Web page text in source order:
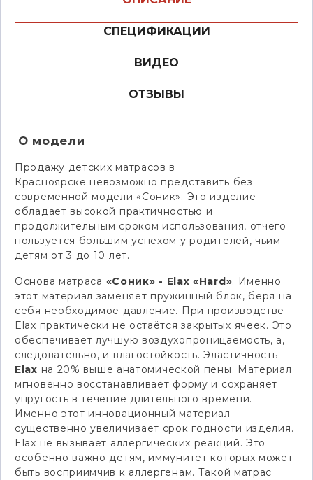
СПЕЦИФИКАЦИИ
ВИДЕО
ОТЗЫВЫ
О модели
Продажу детских матрасов в
Красноярске невозможно представить без
современной модели «Соник». Это изделие
обладает высокой практичностью и
продолжительным сроком использования, отчего
пользуется большим успехом у родителей, чьим
детям от 3 до 10 лет.
Основа матраса «Соник» - Elax «Hard». Именно
этот материал заменяет пружинный блок, беря на
себя необходимое давление. При производстве
Elax практически не остаётся закрытых ячеек. Это
обеспечивает лучшую воздухопроницаемость, а,
следовательно, и влагостойкость. Эластичность
Elax на 20% выше анатомической пены. Материал
мгновенно восстанавливает форму и сохраняет
упругость в течение длительного времени.
Именно этот инновационный материал
существенно увеличивает срок годности изделия.
Elax не вызывает аллергических реакций. Это
особенно важно детям, иммунитет которых может
быть восприимчив к аллергенам. Такой матрас